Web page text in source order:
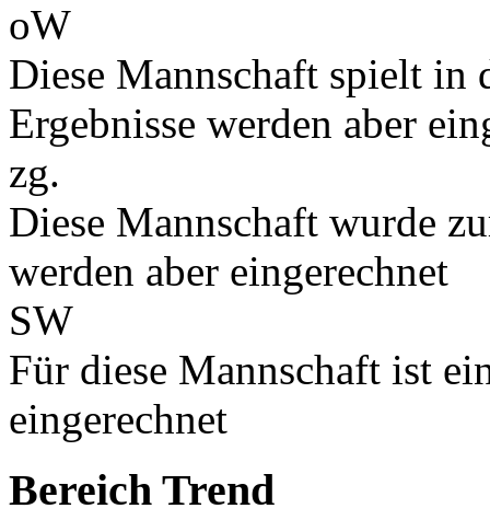
oW
Diese Mannschaft spielt in
Ergebnisse werden aber
zg.
Diese Mannschaft wurde
werden aber eingerechnet
SW
Für diese Mannschaft ist
eingerechnet
Bereich Trend